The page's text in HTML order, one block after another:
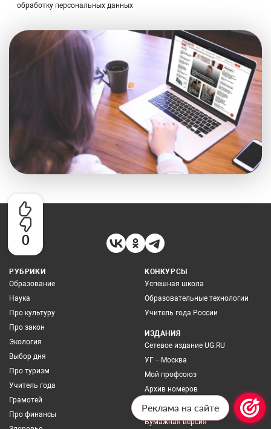
0
обработку персональных данных
РУБРИКИ
Образование
Наука
Про культуру
Про закон
Экология
Выбор дня
Про туризм
Учитель года
Грамотей
Про финансы
КОНКУРСЫ
Успешная школа
Образовательные технологии
Учитель года России
ИЗДАНИЯ
Сетевое издание UG.RU
УГ – Москва
Мой профсоюз
Архив номеров
ПОДПИСКА
Бумажная версия
Реклама на сайте